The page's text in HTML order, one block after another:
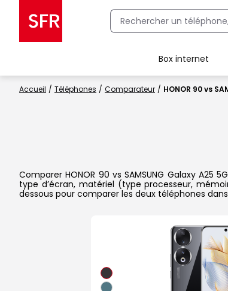
Box internet
Accueil Téléphones Comparateur HONOR 90 vs
Comparer HONOR 90 vs SAMSUNG Galaxy
type d’écran, matériel (type processeur,
dessous pour comparer les deux téléphones